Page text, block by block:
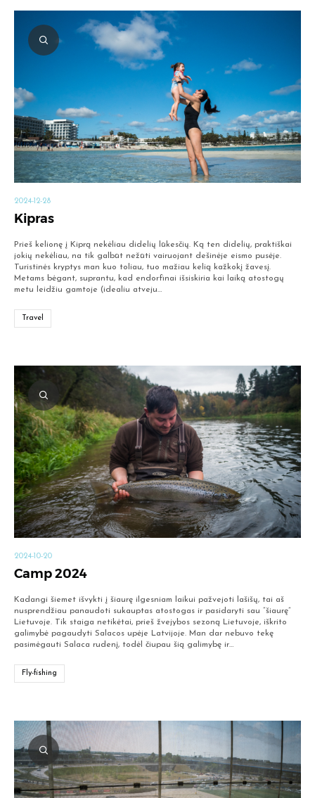
2024-12-28
Kipras
Prieš kelionę į Kiprą nekėliau didelių lūkesčių. Ką ten didelių, praktiškai
jokių nekėliau, na tik galbūt nežūti vairuojant dešinėje eismo pusėje.
Turistinės kryptys man kuo toliau, tuo mažiau kelią kažkokį žavesį.
Metams bėgant, suprantu, kad endorfinai išsiskiria kai laiką atostogų
metu leidžiu gamtoje (idealiu atveju…
Travel
2024-10-20
Camp 2024
Kadangi šiemet išvykti į šiaurę ilgesniam laikui pažvejoti lašišų, tai aš
nusprendžiau panaudoti sukauptas atostogas ir pasidaryti sau “šiaurę”
Lietuvoje. Tik staiga netikėtai, prieš žvejybos sezoną Lietuvoje, iškrito
galimybė pagaudyti Salacos upėje Latvijoje. Man dar nebuvo tekę
pasimėgauti Salaca rudenį, todėl čiupau šią galimybę ir…
Fly-fishing